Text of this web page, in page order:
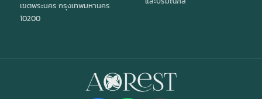
เขตพระนคร กรุงเทพมหานคร
10200